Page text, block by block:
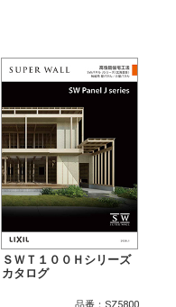
ＳＷＴ１００Ｈシリーズ
カタログ
品番：SZ5800